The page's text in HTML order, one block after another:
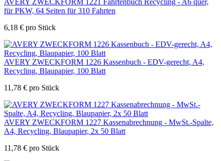
für PKW, 64 Seiten für 310 Fahrten
6,18 € pro Stück
AVERY ZWECKFORM 1226 Kassenbuch - EDV-gerecht, A4,
Recycling, Blaupapier, 100 Blatt
11,78 € pro Stück
AVERY ZWECKFORM 1227 Kassenabrechnung - MwSt.-Spalte,
A4, Recycling, Blaupapier, 2x 50 Blatt
11,78 € pro Stück